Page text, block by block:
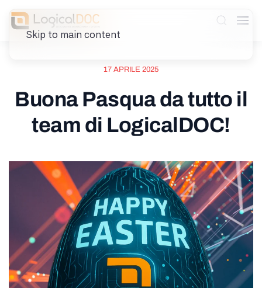
Skip to main content
17 APRILE 2025
Buona Pasqua da tutto il
team di LogicalDOC!